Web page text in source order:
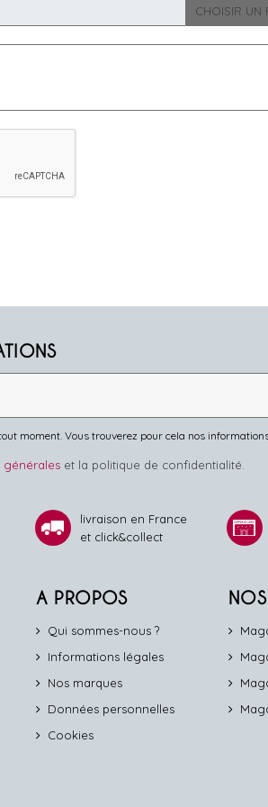
CHOISIR UN
moment. Vous trouverez pour cela nos
généraleset la politique de confidentialité.
livraison en France
et click&collect
A PROPOS
Qui sommes-nous ?
Informations légales
Nos marques
Données personnelles
Cookies